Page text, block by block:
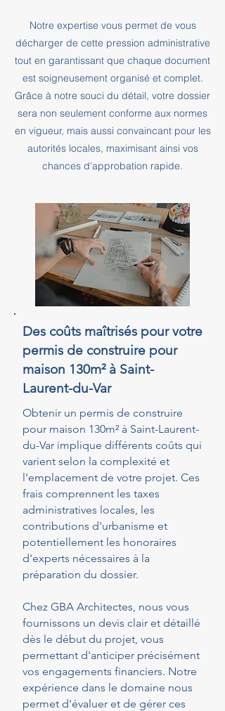
Notre expertise vous permet de vous
décharger de cette pression administrative
tout en garantissant que chaque document
est soigneusement organisé et complet.
Grâce à notre souci du détail, votre dossier
sera non seulement conforme aux normes
en vigueur, mais aussi convaincant pour les
autorités locales, maximisant ainsi vos
chances d'approbation rapide.
Des coûts maîtrisés pour votre
permis de construire pour
maison 130m² à Saint-
Laurent-du-Var
Obtenir un permis de construire
pour maison 130m² à Saint-Laurent-
du-Var implique différents coûts qui
varient selon la complexité et
l'emplacement de votre projet. Ces
frais comprennent les taxes
administratives locales, les
contributions d'urbanisme et
potentiellement les honoraires
d'experts nécessaires à la
préparation du dossier.
Chez GBA Architectes, nous vous
fournissons un devis clair et détaillé
dès le début du projet, vous
permettant d'anticiper précisément
vos engagements financiers. Notre
expérience dans le domaine nous
permet d'évaluer et de gérer ces